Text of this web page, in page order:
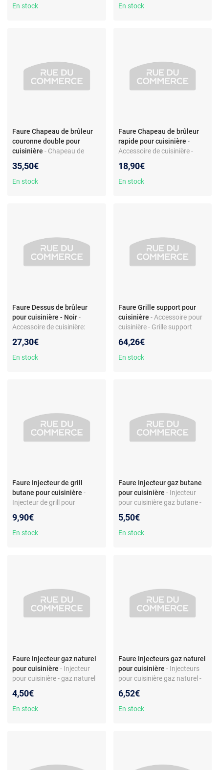
Plastique blanc - Réf.
En stock En stock
Faure Chapeau de brûleur
couronne double pour
cuisinière - Chapeau de
Couronne double -
Compatible Faure et
35,50€
En stock
Faure Chapeau de brûleur
rapide pour cuisinière -
Accessoire de cuisinière -
avant droit - compatible
Faure CML519 - référence
18,90€
En stock
Faure Dessus de brûleur
pour cuisinière - Noir-
Accessoire de cuisinière:
Compatible modèles
Faure/Electrolux - Réf.
27,30€
En stock
Faure Grille support pour
cuisinière - Accessoire pour
cuisinière - Grille support
Compatible Electrolux, Faure,
AEG, Zanussi
64,26€
En stock
Faure Injecteur de grill
butane pour cuisinière -
Injecteur de grill pour
N°0,85 - Laiton - Réf.
3422508097 - Compatible
9,90€
En stock
Faure Injecteur gaz butane
pour cuisinière - Injecteur
pour cuisinière gaz butane -
0,65 - Compat. FCG660MWC
5,50€
En stock
Faure Injecteur gaz naturel
pour cuisinière - Injecteur
pour cuisinière - gaz naturel
Smeg SCE91GX
4,50€
En stock
Faure Injecteurs gaz naturel
pour cuisinière - Injecteurs
pour cuisinière gaz naturel -
Laiton - Réf. CG 126
6,52€
En stock